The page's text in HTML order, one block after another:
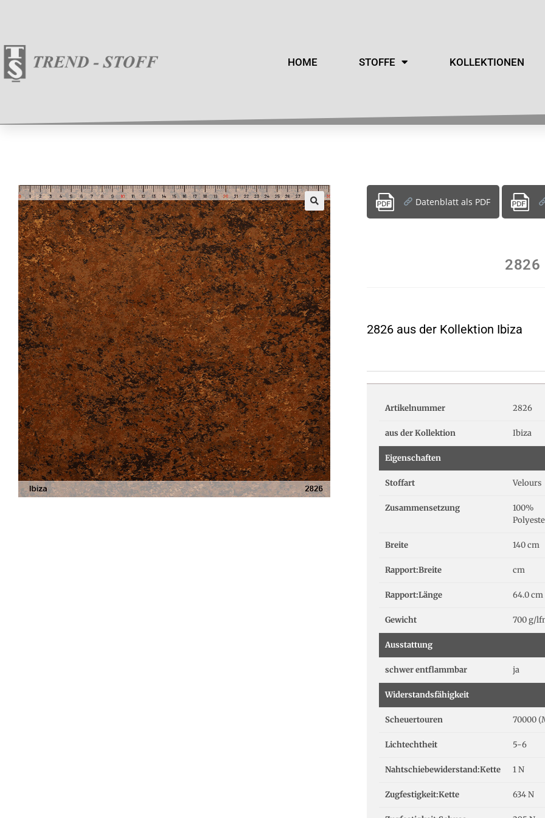
HOME STOFFE KOLLEKTIONEN
Datenblatt als PDF
2826
2826 aus der Kollektion Ibiza
Artikelnummer 2826
aus der Kollektion Ibiza
Eigenschaften
Stoffart Velours
Zusammensetzung
100%
Breite 140 cm
Rapport:Breite cm
Rapport:Länge 64.0 cm
Gewicht 700 g/
Ausstattung
schwer entflammbar ja
Widerstandsfähigkeit
Scheuertouren 70000
Lichtechtheit 5-6
Nahtschiebewiderstand:Kette 1 N
Zugfestigkeit:Kette 634 N